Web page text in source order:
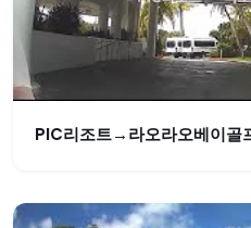
PIC리조트→라오라오베이골